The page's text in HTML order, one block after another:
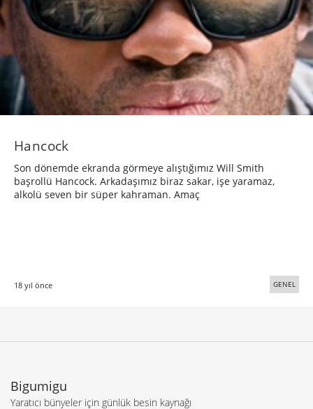
Hancock
Son dönemde ekranda görmeye alıştığımız Will Smith
başrollü Hancock. Arkadaşımız biraz sakar, işe yaramaz,
alkolü seven bir süper kahraman. Amaç
18 yıl önce GENEL
Bigumigu
Yaratıcı bünyeler için günlük besin kaynağı